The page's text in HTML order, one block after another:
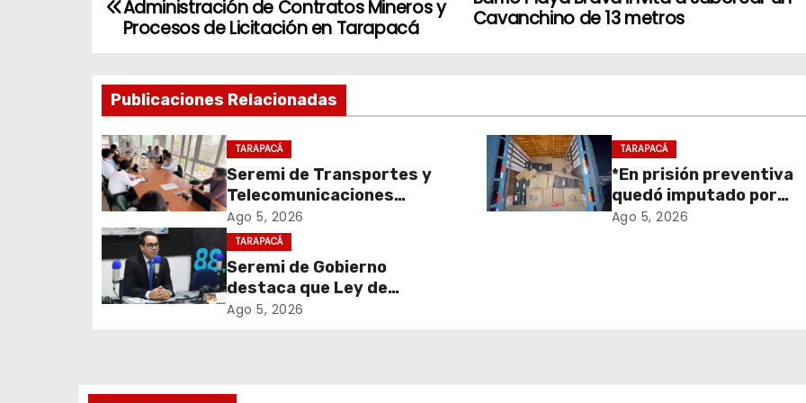
e
g
a
c
i
ó
Cavanchino de 13 metros
Administración de Contratos Mineros y
Procesos de Licitación en Tarapacá
Publicaciones Relacionadas
TARAPACÁ
Seremi de Transportes y
Telecomunicaciones
encabezó primera mesa de
coordinación para el retiro
de cables en desuso en
Iquique
Ago 5, 2026
TARAPACÁ
*En prisión preventiva
quedó imputado por
receptación de
Ago 5, 2026
TARAPACÁ
Seremi de Gobierno
destaca que Ley de
Reconstrucción Nacional
Ago 5, 2026